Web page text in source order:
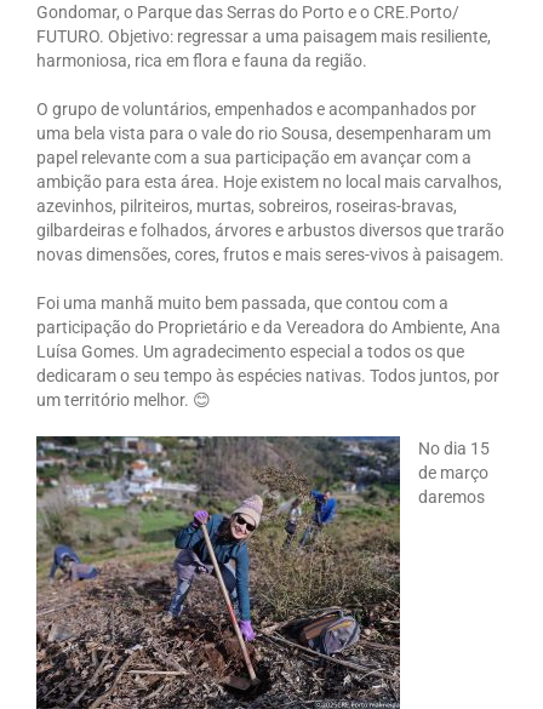
Gondomar, o Parque das Serras do Porto e o CRE.Porto/
FUTURO. Objetivo: regressar a uma paisagem mais resiliente,
harmoniosa, rica em flora e fauna da região.
O grupo de voluntários, empenhados e acompanhados por
uma bela vista para o vale do rio Sousa, desempenharam um
papel relevante com a sua participação em avançar com a
ambição para esta área. Hoje existem no local mais carvalhos,
azevinhos, pilriteiros, murtas, sobreiros, roseiras-bravas,
gilbardeiras e folhados, árvores e arbustos diversos que trarão
novas dimensões, cores, frutos e mais seres-vivos à paisagem.
Foi uma manhã muito bem passada, que contou com a
participação do Proprietário e da Vereadora do Ambiente, Ana
Luísa Gomes. Um agradecimento especial a todos os que
dedicaram o seu tempo às espécies nativas. Todos juntos, por
um território melhor. 😊
No dia 15
de março
daremos